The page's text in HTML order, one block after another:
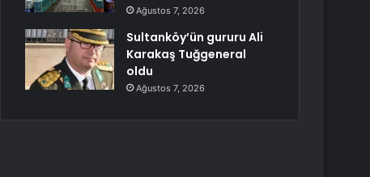
Ağustos 7, 2026
Sultanköy’ün gururu Ali
Karakaş Tuğgeneral
oldu
Ağustos 7, 2026